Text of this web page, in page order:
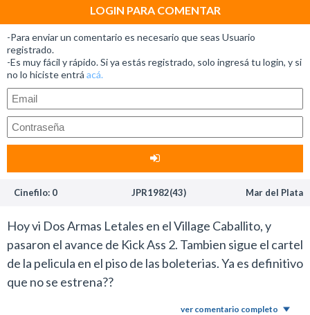
LOGIN PARA COMENTAR
-Para enviar un comentario es necesario que seas Usuario
registrado.
-Es muy fácil y rápido. Si ya estás registrado, solo ingresá tu login, y si
no lo hiciste entrá acá.
Cinefilo: 0 JPR1982(43) Mar del Plata
Hoy vi Dos Armas Letales en el Village Caballito, y
pasaron el avance de Kick Ass 2. Tambien sigue el cartel
de la pelicula en el piso de las boleterias. Ya es definitivo
que no se estrena??
ver comentario completo